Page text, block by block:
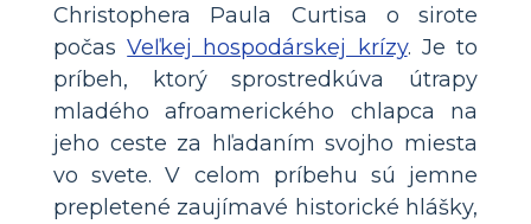
Christophera Paula Curtisa o sirote
počasVeľkej hospodárskej krízy. Je to
príbeh, ktorý sprostredkúva útrapy
mladého afroamerického chlapca na
jeho ceste za hľadaním svojho miesta
vo svete. V celom príbehu sú jemne
prepletené zaujímavé historické hlášky,